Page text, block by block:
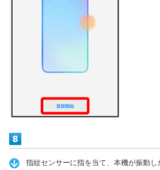
指紋センサーに指を当て、本機が振動し